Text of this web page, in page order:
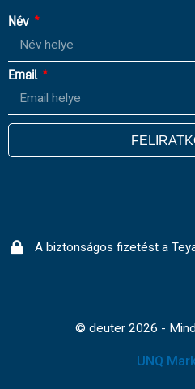
Név
Email
A biztonságos fizetést a
© deuter 2026 -
UNQ